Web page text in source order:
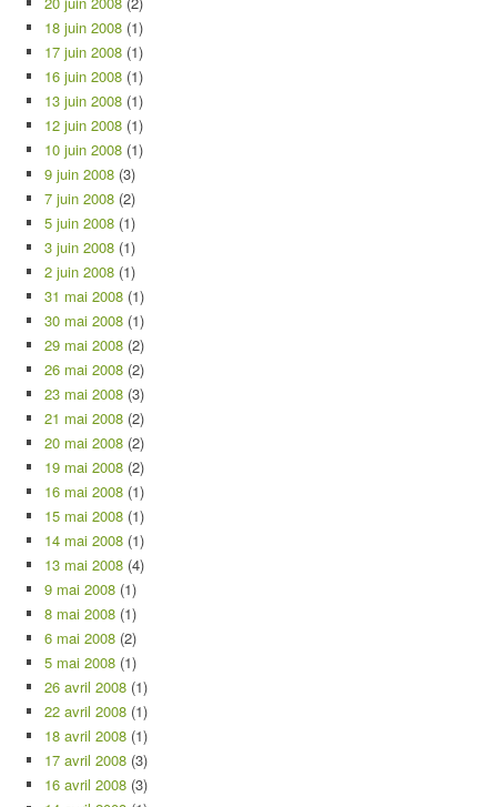
18 juin 2008 (1)
17 juin 2008 (1)
16 juin 2008 (1)
13 juin 2008 (1)
12 juin 2008 (1)
10 juin 2008 (1)
9 juin 2008 (3)
7 juin 2008 (2)
5 juin 2008 (1)
3 juin 2008 (1)
2 juin 2008 (1)
31 mai 2008 (1)
30 mai 2008 (1)
29 mai 2008 (2)
26 mai 2008 (2)
23 mai 2008 (3)
21 mai 2008 (2)
20 mai 2008 (2)
19 mai 2008 (2)
16 mai 2008 (1)
15 mai 2008 (1)
14 mai 2008 (1)
13 mai 2008 (4)
9 mai 2008 (1)
8 mai 2008 (1)
6 mai 2008 (2)
5 mai 2008 (1)
26 avril 2008 (1)
22 avril 2008 (1)
18 avril 2008 (1)
17 avril 2008 (3)
16 avril 2008 (3)